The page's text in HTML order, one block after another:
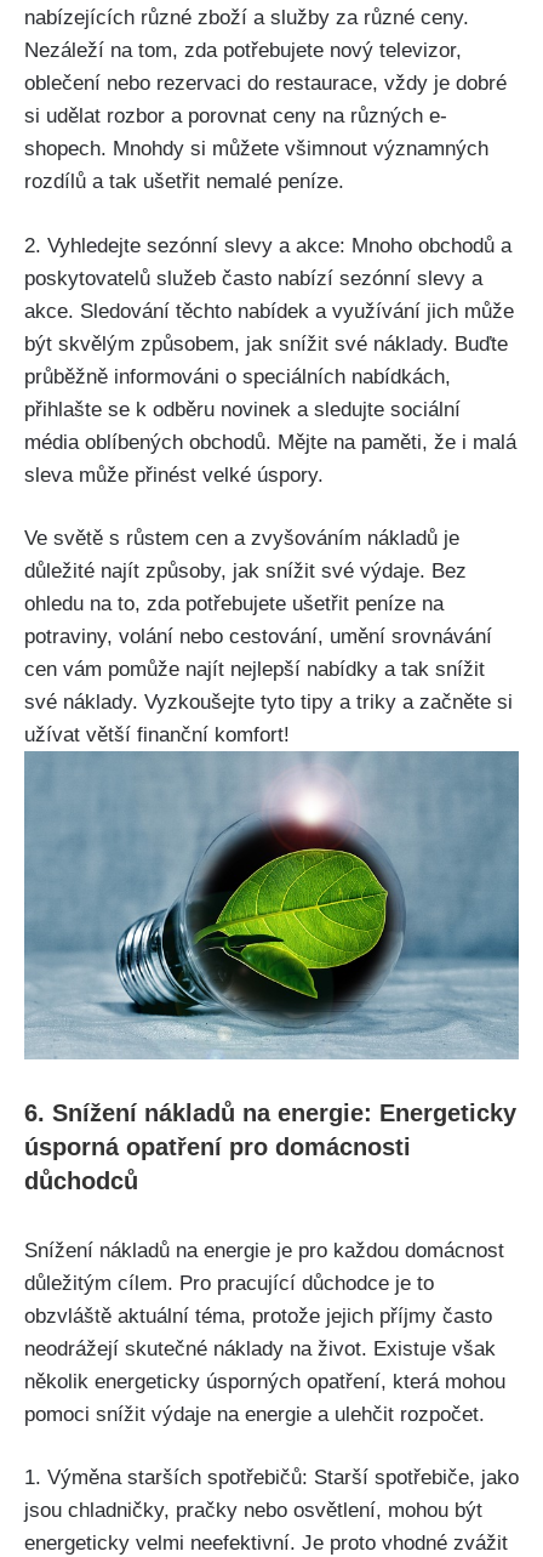
nabízejících různé zboží a služby za různé ceny.
Nezáleží na tom, zda potřebujete nový televizor,
oblečení nebo rezervaci do restaurace, vždy je dobré
si udělat rozbor a porovnat ceny na různých e-
shopech. Mnohdy si můžete všimnout významných
rozdílů a tak ušetřit nemalé peníze.
2. Vyhledejte sezónní slevy a akce: Mnoho obchodů a
poskytovatelů služeb často nabízí sezónní slevy a
akce. Sledování těchto nabídek a využívání jich může
být skvělým způsobem, jak snížit své náklady. Buďte
průběžně informováni o speciálních nabídkách,
přihlašte se k odběru novinek a sledujte sociální
média oblíbených obchodů. Mějte na paměti, že i malá
sleva může přinést velké úspory.
Ve světě s růstem cen a zvyšováním nákladů je
důležité najít způsoby, jak snížit své výdaje. Bez
ohledu na to, zda potřebujete ušetřit peníze na
potraviny, volání nebo cestování, umění srovnávání
cen vám pomůže najít nejlepší nabídky a tak snížit
své náklady. Vyzkoušejte tyto tipy a triky a začněte si
užívat větší finanční komfort!
6. Snížení nákladů na energie: Energeticky
úsporná opatření pro domácnosti
důchodců
Snížení nákladů na energie je pro každou domácnost
důležitým cílem. Pro pracující důchodce je to
obzvláště aktuální téma, protože jejich příjmy často
neodrážejí skutečné náklady na život. Existuje však
několik energeticky úsporných opatření, která mohou
pomoci snížit výdaje na energie a ulehčit rozpočet.
1. Výměna starších spotřebičů: Starší spotřebiče, jako
jsou chladničky, pračky nebo osvětlení, mohou být
energeticky velmi neefektivní. Je proto vhodné zvážit